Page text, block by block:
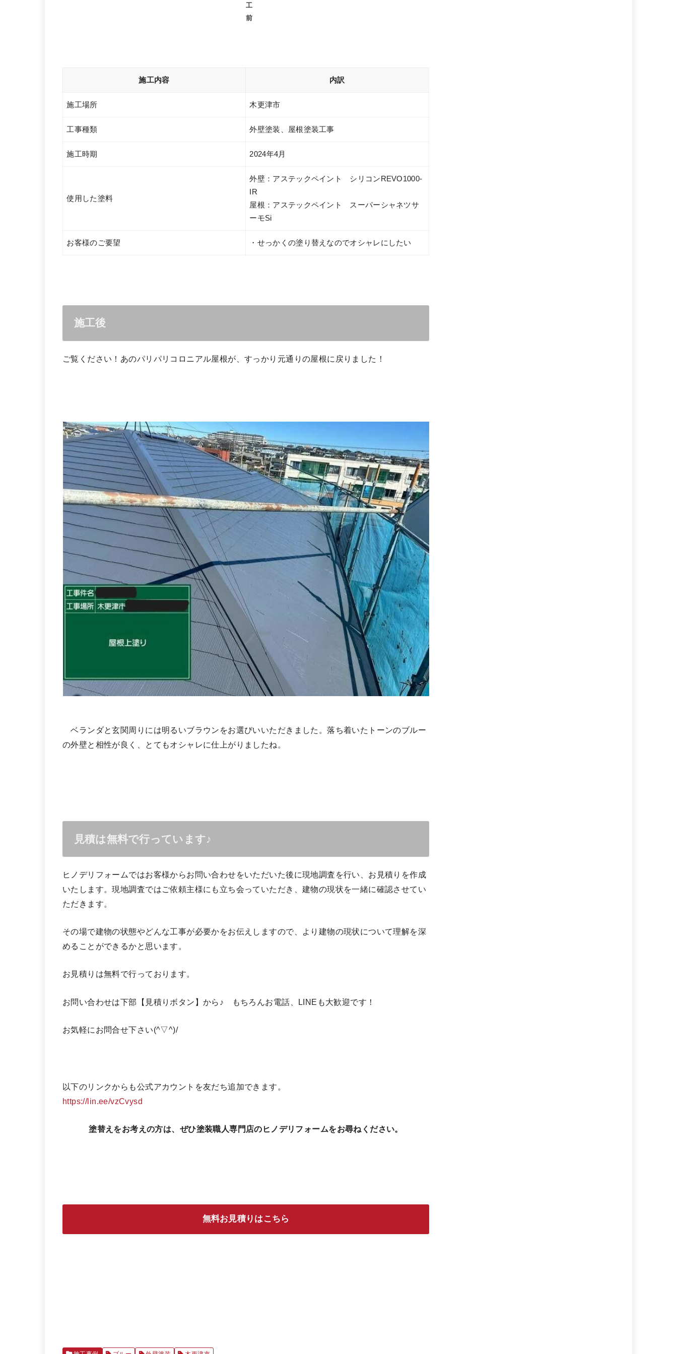
工
前
施工内容 内訳
施工場所 木更津市
工事種類 外壁塗装、屋根塗装工事
施工時期 2024年4月
使用した塗料
外壁：アステックペイント シリコンREVO1000-
IR
屋根：アステックペイント スーパーシャネツサ
ーモSi
お客様のご要望 ・せっかくの塗り替えなのでオシャレにしたい
施工後
ご覧ください！あのパリパリコロニアル屋根が、すっかり元通りの屋根に戻りました！
ベランダと玄関周りには明るいブラウンをお選びいいただきました。落ち着いたトーンのブルー
の外壁と相性が良く、とてもオシャレに仕上がりましたね。
見積は無料で行っています♪
ヒノデリフォームではお客様からお問い合わせをいただいた後に現地調査を行い、お見積りを作成
いたします。現地調査ではご依頼主様にも立ち会っていただき、建物の現状を一緒に確認させてい
ただきます。
その場で建物の状態やどんな工事が必要かをお伝えしますので、より建物の現状について理解を深
めることができるかと思います。
お見積りは無料で行っております。
お問い合わせは下部【見積りボタン】から♪ もちろんお電話、LINEも大歓迎です！
お気軽にお問合せ下さい(^▽^)/
以下のリンクからも公式アカウントを友だち追加できます。
https://lin.ee/vzCvysd
塗替えをお考えの方は、ぜひ塗装職人専門店のヒノデリフォームをお尋ねください。
無料お見積りはこちら